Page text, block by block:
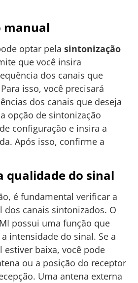
manual
optar pela sintonização
que você insira
dos canais que
isso, você precisará
dos canais que deseja
opção de sintonização
configuração e insira a
Após isso, confirme a
qualidade do sinal
é fundamental verificar a
dos canais sintonizados. O
possui uma função que
intensidade do sinal. Se a
estiver baixa, você pode
ou a posição do receptor
Uma antena externa